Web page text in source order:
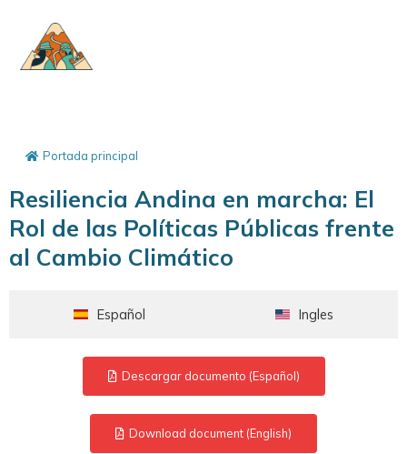
Portada principal
Resiliencia Andina en marcha: El
Rol de las Políticas Públicas frente
al Cambio Climático
Español Ingles
Descargar documento (Español)
Download document (English)